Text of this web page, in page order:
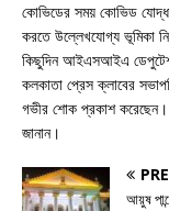
কোভিডের সময় কোভিড যোদ্ধা
করতে উল্লেখযোগ্য ভূমিকা
কিছুদিন আইএসআইএ
কলকাতা প্রেস ক্লাবের
গভীর শোক প্রকাশ করেছেন।
জানান।
আয়ুষ